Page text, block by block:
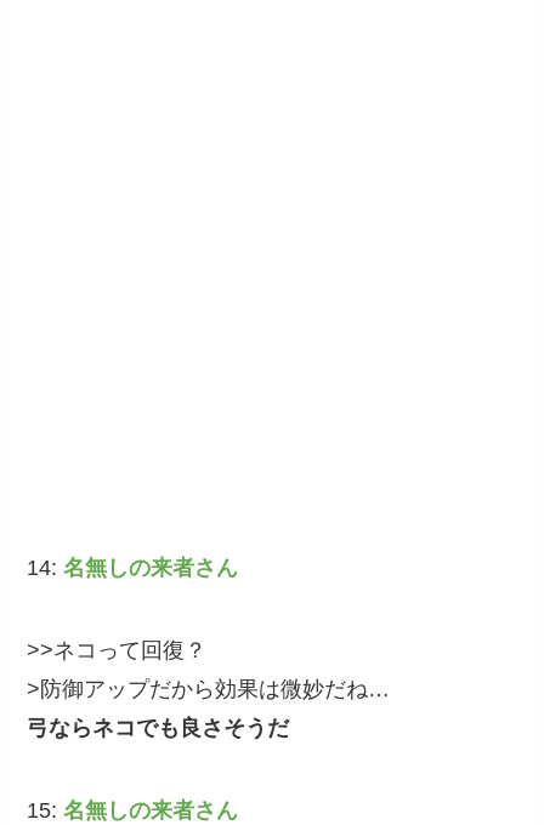
14:名無しの来者さん
>>ネコって回復？
>防御アップだから効果は微妙だね…
弓ならネコでも良さそうだ
15:名無しの来者さん